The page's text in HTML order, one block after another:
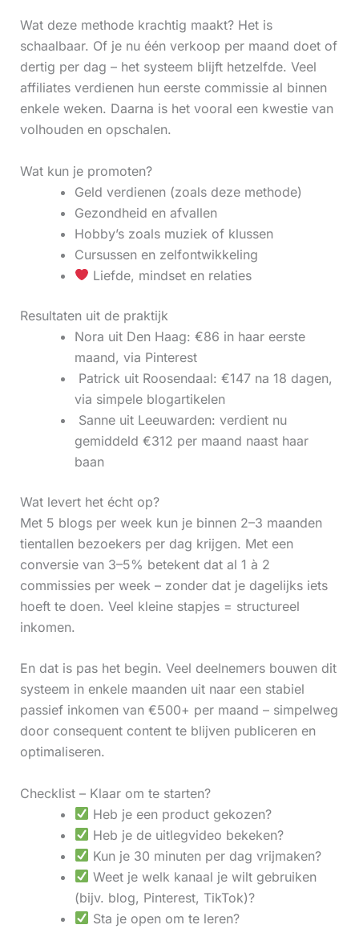
Wat deze methode krachtig maakt? Het is
schaalbaar. Of je nu één verkoop per maand doet of
dertig per dag – het systeem blijft hetzelfde. Veel
affiliates verdienen hun eerste commissie al binnen
enkele weken. Daarna is het vooral een kwestie van
volhouden en opschalen.
Wat kun je promoten?
Geld verdienen (zoals deze methode)
Gezondheid en afvallen
Hobby’s zoals muziek of klussen
Cursussen en zelfontwikkeling
Liefde, mindset en relaties
Resultaten uit de praktijk
Nora uit Den Haag: €86 in haar eerste
maand, via Pinterest
‍ Patrick uit Roosendaal: €147 na 18 dagen,
via simpele blogartikelen
‍ Sanne uit Leeuwarden: verdient nu
gemiddeld €312 per maand naast haar
baan
Wat levert het écht op?
Met 5 blogs per week kun je binnen 2–3 maanden
tientallen bezoekers per dag krijgen. Met een
conversie van 3–5% betekent dat al 1 à 2
commissies per week – zonder dat je dagelijks iets
hoeft te doen. Veel kleine stapjes = structureel
inkomen.
En dat is pas het begin. Veel deelnemers bouwen dit
systeem in enkele maanden uit naar een stabiel
passief inkomen van €500+ per maand – simpelweg
door consequent content te blijven publiceren en
optimaliseren.
Checklist – Klaar om te starten?
Heb je een product gekozen?
Heb je de uitlegvideo bekeken?
Kun je 30 minuten per dag vrijmaken?
Weet je welk kanaal je wilt gebruiken
(bijv. blog, Pinterest, TikTok)?
Sta je open om te leren?